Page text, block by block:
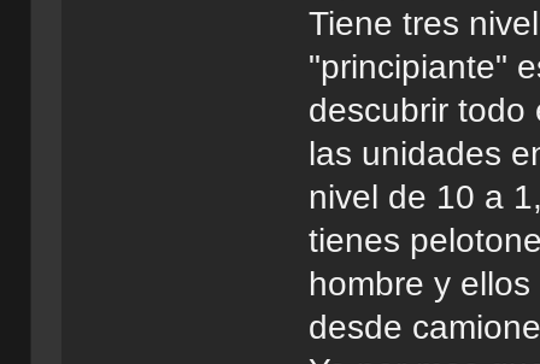
Tiene tres
"principiante"
descubrir todo
las unidades
nivel de 10 a
tienes
hombre y
desde